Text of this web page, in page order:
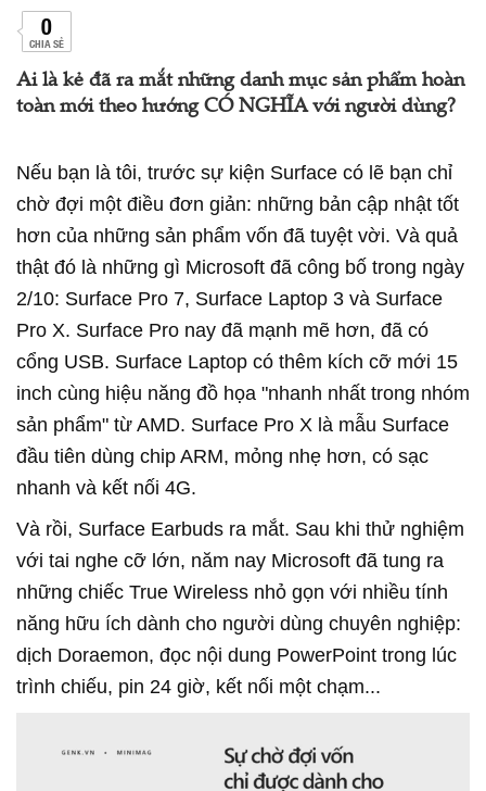
0
CHIA SẺ
Ai là kẻ đã ra mắt những danh mục sản phẩm hoàn
toàn mới theo hướng CÓ NGHĨA với người dùng?
Nếu bạn là tôi, trước sự kiện Surface có lẽ bạn chỉ
chờ đợi một điều đơn giản: những bản cập nhật tốt
hơn của những sản phẩm vốn đã tuyệt vời. Và quả
thật đó là những gì Microsoft đã công bố trong ngày
2/10: Surface Pro 7, Surface Laptop 3 và Surface
Pro X. Surface Pro nay đã mạnh mẽ hơn, đã có
cổng USB. Surface Laptop có thêm kích cỡ mới 15
inch cùng hiệu năng đồ họa "nhanh nhất trong nhóm
sản phẩm" từ AMD. Surface Pro X là mẫu Surface
đầu tiên dùng chip ARM, mỏng nhẹ hơn, có sạc
nhanh và kết nối 4G.
Và rồi, Surface Earbuds ra mắt. Sau khi thử nghiệm
với tai nghe cỡ lớn, năm nay Microsoft đã tung ra
những chiếc True Wireless nhỏ gọn với nhiều tính
năng hữu ích dành cho người dùng chuyên nghiệp:
dịch Doraemon, đọc nội dung PowerPoint trong lúc
trình chiếu, pin 24 giờ, kết nối một chạm...